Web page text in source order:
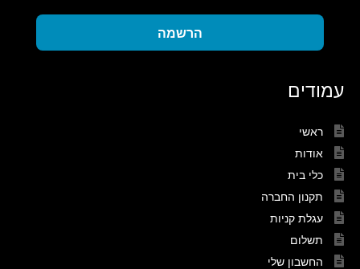
הרשמה
עמודים
ראשי
אודות
כלי בית
תקנון החברה
עגלת קניות
תשלום
החשבון שלי